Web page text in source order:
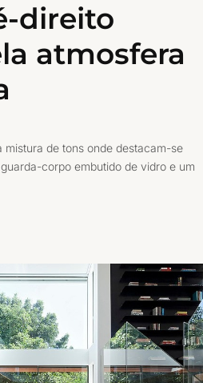
direito
atmosfera
mistura de tons onde destacam-se
corpo embutido de vidro e um